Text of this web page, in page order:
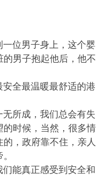
位男子身上，这个婴
男子抱起他后，他不
全最温暖最舒适的港
所成，我们总会有失
时候，当然，很多情
，政府靠不住，亲人
能真正感受到安全和